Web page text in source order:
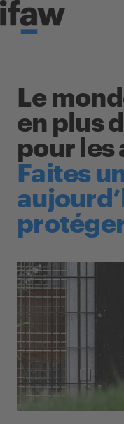
Skip to content
Le
en plus
pour
Faites